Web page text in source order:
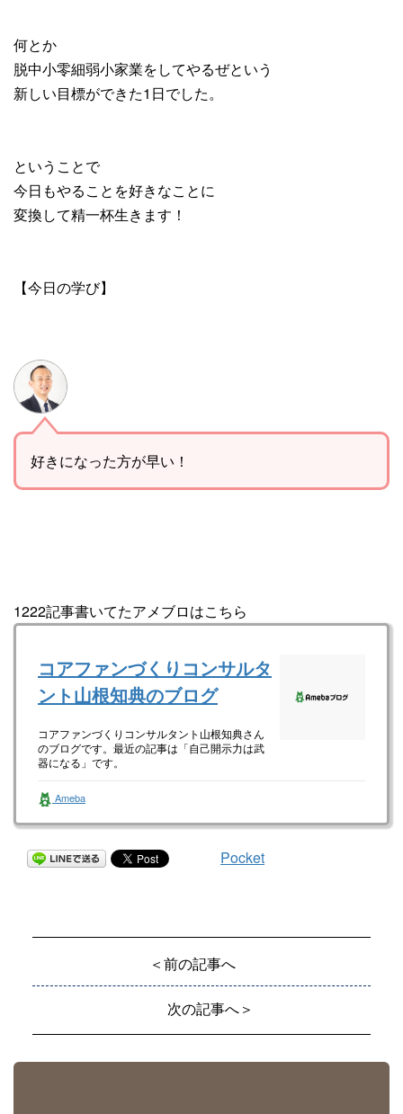
何とか
脱中小零細弱小家業をしてやるぜという
新しい目標ができた1日でした。
ということで
今日もやることを好きなことに
変換して精一杯生きます！
【今日の学び】
好きになった方が早い！
1222記事書いてたアメブロはこちら
コアファンづくりコンサルタ
ント山根知典のブログ
コアファンづくりコンサルタント山根知典さん
のブログです。最近の記事は「自己開示力は武
器になる」です。
Ameba
Pocket
＜前の記事へ
次の記事へ＞